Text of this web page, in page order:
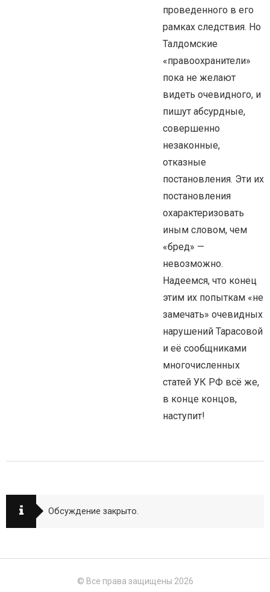
проведенного в его
рамках следствия. Но
Талдомские
«правоохранители»
пока не желают
видеть очевидного, и
пишут абсурдные,
совершенно
незаконные,
отказные
постановления. Эти их
постановления
охарактеризовать
иным словом, чем
«бред» —
невозможно.
Надеемся, что конец
этим их попыткам «не
замечать» очевидных
нарушений Тарасовой
и её сообщниками
многочисленных
статей УК РФ всё же,
в конце концов,
наступит!
Обсуждение закрыто.
© Все права защищены 2026